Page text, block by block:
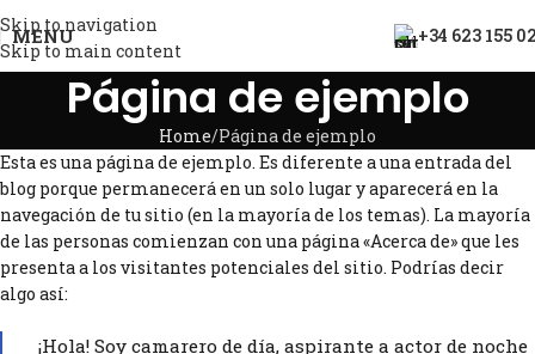
Skip to navigation
Skip to main content
MENU +34 623 155
Página de ejemplo
Home Página de ejemplo
Esta es una página de ejemplo. Es diferente a una entrada del
blog porque permanecerá en un solo lugar y aparecerá en la
navegación de tu sitio (en la mayoría de los temas). La mayoría
de las personas comienzan con una página «Acerca de» que les
presenta a los visitantes potenciales del sitio. Podrías decir
algo así:
¡Hola! Soy camarero de día, aspirante a actor de noche